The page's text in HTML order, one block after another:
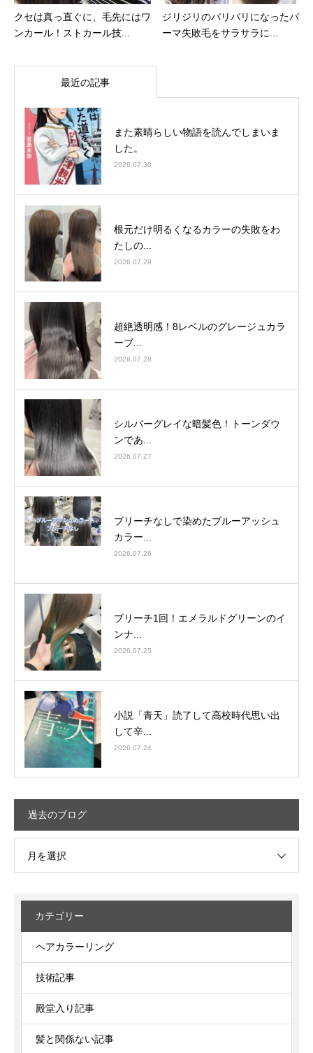
クセは真っ直ぐに、毛先にはワ
ンカール！ストカール技...
ジリジリのバリバリになったパ
ーマ失敗毛をサラサラに...
最近の記事
また素晴らしい物語を読んでしまいま
した。
2026.07.30
根元だけ明るくなるカラーの失敗をわ
たしの...
2026.07.29
超絶透明感！8レベルのグレージュカラ
ーブ...
2026.07.28
シルバーグレイな暗髪色！トーンダウ
ンであ...
2026.07.27
ブリーチなしで染めたブルーアッシュ
カラー...
2026.07.26
ブリーチ1回！エメラルドグリーンのイ
ンナ...
2026.07.25
小説「青天」読了して高校時代思い出
して辛...
2026.07.24
過去のブログ
月を選択
カテゴリー
ヘアカラーリング
技術記事
殿堂入り記事
髪と関係ない記事